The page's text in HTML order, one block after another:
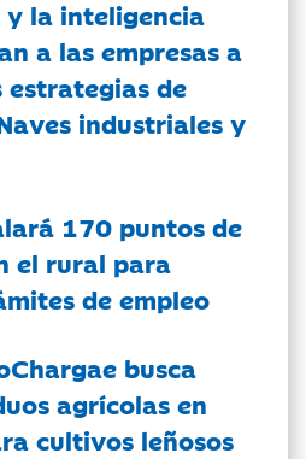
la inteligencia
a las empresas a
estrategias de
industriales y
170 puntos de
el rural para
de empleo
busca
agrícolas en
cultivos leñosos